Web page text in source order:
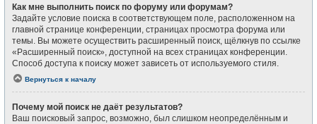
Как мне выполнить поиск по форуму или форумам?
Задайте условие поиска в соответствующем поле, расположенном на
главной странице конференции, страницах просмотра форума или
темы. Вы можете осуществить расширенный поиск, щёлкнув по ссылке
«Расширенный поиск», доступной на всех страницах конференции.
Способ доступа к поиску может зависеть от используемого стиля.
Вернуться к началу
Почему мой поиск не даёт результатов?
Ваш поисковый запрос, возможно, был слишком неопределённым и